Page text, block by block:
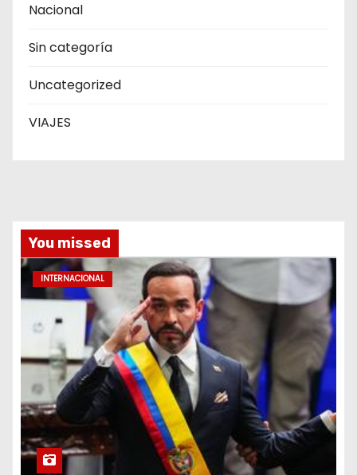
Nacional
Sin categoría
Uncategorized
VIAJES
You missed
INTERNACIONAL